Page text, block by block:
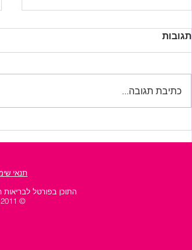
מתכננים חופשה נגישה
תגובות
כתיבת תגובה...
תנאי
התוכן בפורטל
© 2011, לבריאות - פורטל בריאות, יופי ואורח חיים בריא. כל הזכויות שמורות.